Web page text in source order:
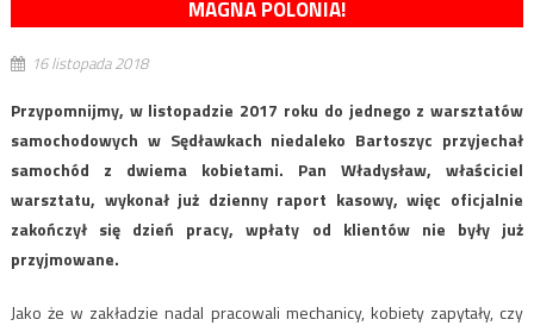
MAGNA POLONIA!
16 listopada 2018
Przypomnijmy, w listopadzie 2017 roku do jednego z warsztatów
samochodowych w Sędławkach niedaleko Bartoszyc przyjechał
samochód z dwiema kobietami. Pan Władysław, właściciel
warsztatu, wykonał już dzienny raport kasowy, więc oficjalnie
zakończył się dzień pracy, wpłaty od klientów nie były już
przyjmowane.
Jako że w zakładzie nadal pracowali mechanicy, kobiety zapytały, czy